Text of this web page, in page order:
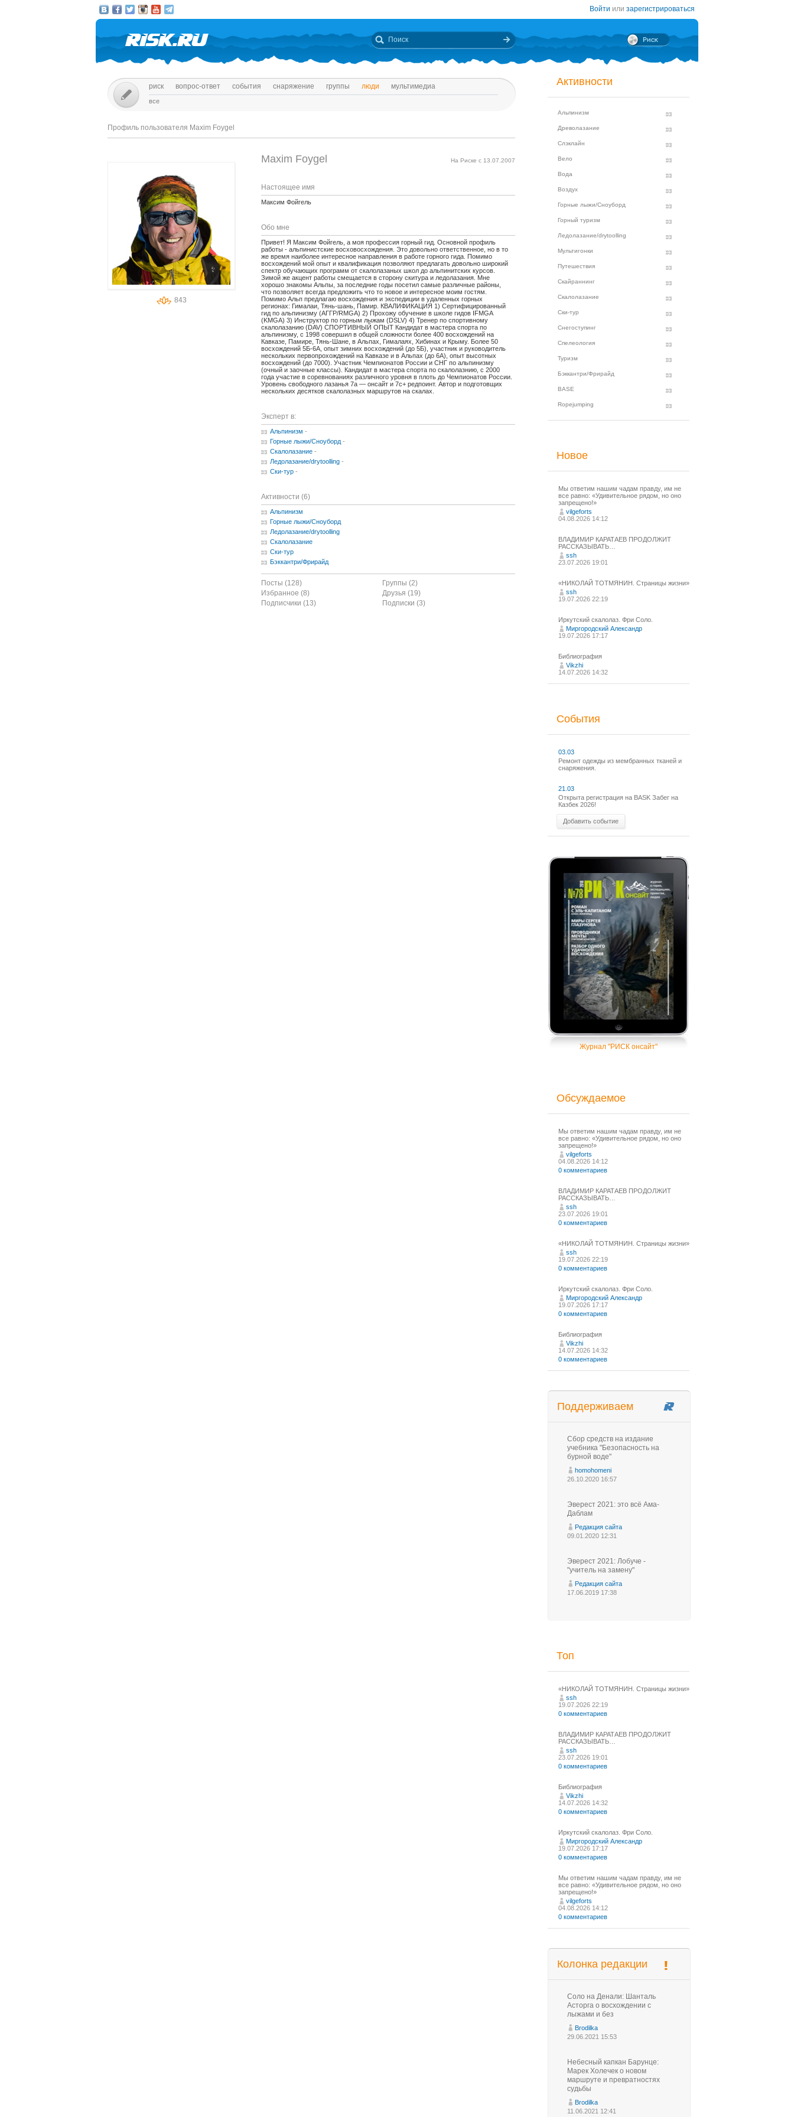
Войти или зарегистрироваться
риск вопрос-ответ события снаряжение группы люди мультимедиа
все
Профиль пользователя Maxim Foygel
843
Maxim Foygel На Риске с 13.07.2007
Настоящее имя
Максим Фойгель
Обо мне
Привет! Я Максим Фойгель, а моя профессия горный гид. Основной профиль
работы - альпинистские восховосхождения. Это довольно ответственное, но в то
же время наиболее интересное направления в работе горного гида. Помимо
восхождений мой опыт и квалификация позволяют предлагать довольно широкий
спектр обучающих программ от скалолазаных школ до альпинитских курсов.
Зимой же акцент работы смещается в сторону скитура и ледолазания. Мне
хорошо знакомы Альпы, за последние годы посетил самые различные районы,
что позволяет всегда предложить что то новое и интересное моим гостям.
Помимо Альп предлагаю восхождения и экспедиции в удаленных горных
регионах: Гималаи, Тянь-шань, Памир. КВАЛИФИКАЦИЯ 1) Сертифицированный
гид по альпинизму (АГГР/RMGA) 2) Прохожу обучение в школе гидов IFMGA
(KMGA) 3) Инструктор по горным лыжам (DSLV) 4) Тренер по спортивному
скалолазанию (DAV) СПОРТИВНЫЙ ОПЫТ Кандидат в мастера спорта по
альпинизму, с 1998 совершил в общей сложности более 400 восхождений на
Кавказе, Памире, Тянь-Шане, в Альпах, Гималаях, Хибинах и Крыму. Более 50
восхождений 5Б-6А, опыт зимних восхождений (до 5Б), участник и руководитель
нескольких первопрохождений на Кавказе и в Альпах (до 6А), опыт высотных
восхождений (до 7000). Участник Чемпионатов России и СНГ по альпинизму
(очный и заочные классы). Кандидат в мастера спорта по скалолазнию, с 2000
года участие в соревнованиях различного уровня в плоть до Чемпионатов России.
Уровень свободного лазанья 7а — онсайт и 7с+ редпоинт. Автор и подготовщих
нескольких десятков скалолазных маршрутов на скалах.
Эксперт в:
Альпинизм -
Горные лыжи/Сноуборд -
Скалолазание -
Ледолазание/drytoolling -
Ски-тур -
Активности (6)
Альпинизм
Горные лыжи/Сноуборд
Ледолазание/drytoolling
Скалолазание
Ски-тур
Бэккантри/Фрирайд
Посты (128)
Группы (2)
Избранное (8)
Друзья (19)
Подписчики (13)
Подписки (3)
Активности
Альпинизм
Древолазание
Слэклайн
Вело
Вода
Воздух
Горные лыжи/Сноуборд
Горный туризм
Ледолазание/drytoolling
Мультигонки
Путешествия
Скайраннинг
Скалолазание
Ски-тур
Снегоступинг
Спелеология
Туризм
Бэккантри/Фрирайд
BASE
Ropejumping
Новое
Мы ответим нашим чадам правду, им не
все равно: «Удивительное рядом, но оно
запрещено!»
vilgeforts
04.08.2026 14:12
ВЛАДИМИР КАРАТАЕВ ПРОДОЛЖИТ
РАССКАЗЫВАТЬ…
ssh
23.07.2026 19:01
«НИКОЛАЙ ТОТМЯНИН. Страницы жизни»
ssh
19.07.2026 22:19
Иркутский скалолаз. Фри Соло.
Миргородский Александр
19.07.2026 17:17
Библиография
Vikzhi
14.07.2026 14:32
События
03.03
Ремонт одежды из мембранных тканей и
снаряжения.
21.03
Открыта регистрация на BASK Забег на
Казбек 2026!
Добавить событие
Журнал "РИСК онсайт"
Обсуждаемое
Мы ответим нашим чадам правду, им не
все равно: «Удивительное рядом, но оно
запрещено!»
vilgeforts
04.08.2026 14:12
0 комментариев
ВЛАДИМИР КАРАТАЕВ ПРОДОЛЖИТ
РАССКАЗЫВАТЬ…
ssh
23.07.2026 19:01
0 комментариев
«НИКОЛАЙ ТОТМЯНИН. Страницы жизни»
ssh
19.07.2026 22:19
0 комментариев
Иркутский скалолаз. Фри Соло.
Миргородский Александр
19.07.2026 17:17
0 комментариев
Библиография
Vikzhi
14.07.2026 14:32
0 комментариев
Поддерживаем
Сбор средств на издание
учебника "Безопасность на
бурной воде"
homohomeni
26.10.2020 16:57
Эверест 2021: это всё Ама-
Даблам
Редакция сайта
09.01.2020 12:31
Эверест 2021: Лобуче -
"учитель на замену"
Редакция сайта
17.06.2019 17:38
Топ
«НИКОЛАЙ ТОТМЯНИН. Страницы жизни»
ssh
19.07.2026 22:19
0 комментариев
ВЛАДИМИР КАРАТАЕВ ПРОДОЛЖИТ
РАССКАЗЫВАТЬ…
ssh
23.07.2026 19:01
0 комментариев
Библиография
Vikzhi
14.07.2026 14:32
0 комментариев
Иркутский скалолаз. Фри Соло.
Миргородский Александр
19.07.2026 17:17
0 комментариев
Мы ответим нашим чадам правду, им не
все равно: «Удивительное рядом, но оно
запрещено!»
vilgeforts
04.08.2026 14:12
0 комментариев
Колонка редакции
Соло на Денали: Шанталь
Асторга о восхождении с
лыжами и без
Brodilka
29.06.2021 15:53
Небесный капкан Барунце:
Марек Холечек о новом
маршруте и превратностях
судьбы
Brodilka
11.06.2021 12:41